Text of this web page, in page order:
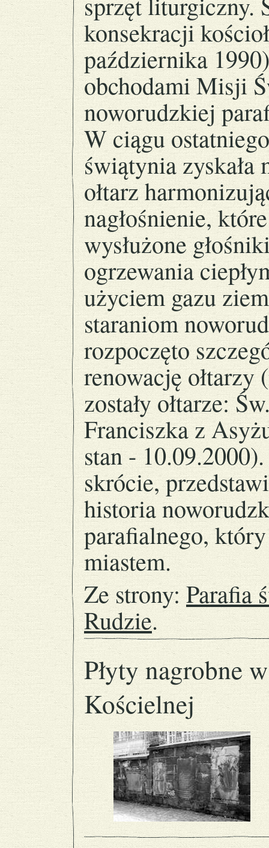
konsekracji
października
obchodami Misji
noworudzkiej
W ciągu
świątynia
ołtarz
nagłośnienie,
wysłużone
ogrzewania
użyciem gazu
staraniom
rozpoczęto
renowację ołtarzy
zostały ołtarze:
Franciszka z
stan -
skrócie,
historia
parafialnego,
miastem.
Ze strony:Parafia
Rudzie.
Płyty nagrobne
Kościelnej